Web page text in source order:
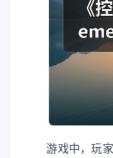
游戏中，玩家